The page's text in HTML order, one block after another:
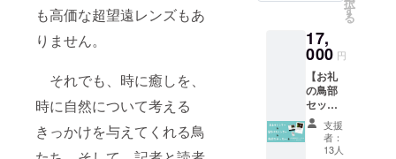
も高価な超望遠レンズもあ
りません。
それでも、時に癒しを、
時に自然について考える
きっかけを与えてくれる鳥
（182m
mm）
・鳥部
壁掛け
カレン
ダー
（A3サ
イズ）
・鳥部
ステッ
す
る
17,
000 円
【お礼
の鳥部
セット
②】 感
謝の気
持ちを
支援
者：
13人